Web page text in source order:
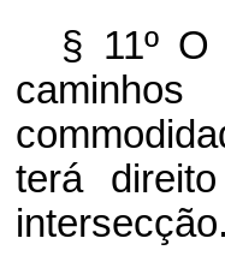
§ 11º
terá
intersecção.